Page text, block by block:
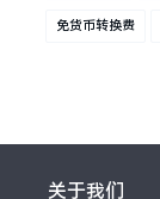
免货币转换费
关于我们